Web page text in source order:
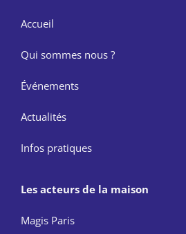
Accueil
Qui sommes nous ?
Événements
Actualités
Infos pratiques
Les acteurs de la maison
Magis Paris